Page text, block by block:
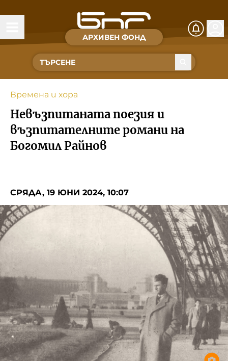
АРХИВЕН ФОНД
Времена и хора
Култура
Музика
Спорт
За Нас
БНР
БНР Новини
Детското.БНР
Времена и хора
Невъзпитаната поезия и
възпитателните романи на
Богомил Райнов
СРЯДА, 19 ЮНИ 2024, 10:07